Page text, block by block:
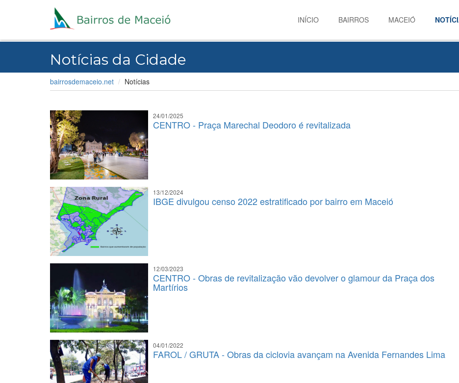
INÍCIO BAIRROS MACEIÓ
Notícias da Cidade
bairrosdemaceio.net Notícias
24/01/2025
CENTRO - Praça Marechal Deodoro é revitalizada
13/12/2024
IBGE divulgou censo 2022 estratificado por bairro em Maceió
12/03/2023
CENTRO - Obras de revitalização vão devolver o glamour da Praça dos
Martírios
04/01/2022
FAROL / GRUTA - Obras da ciclovia avançam na Avenida Fernandes Lima